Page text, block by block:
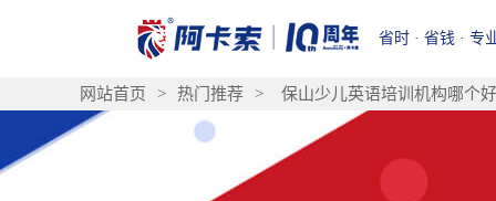
省时 · 省钱 · 专
网站首页 > 热门推荐 > 保山少儿英语培训机构哪个好